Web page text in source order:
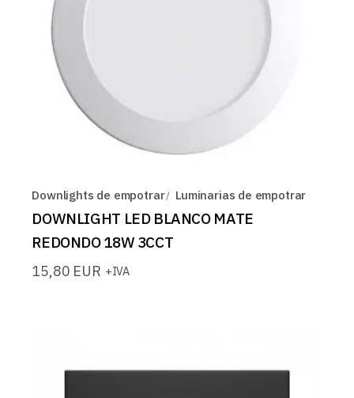
Downlights de empotrar Luminarias de empotrar
DOWNLIGHT LED BLANCO MATE
REDONDO 18W 3CCT
15,80 EUR +IVA